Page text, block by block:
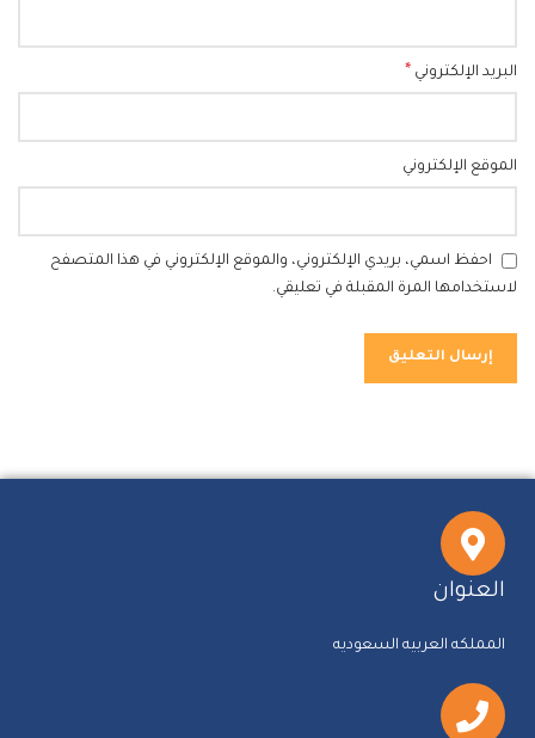
البريد الإلكتروني *
الموقع الإلكتروني
احفظ اسمي، بريدي الإلكتروني، والموقع الإلكتروني في هذا المتصفح
لاستخدامها المرة المقبلة في تعليقي.
العنوان
المملكه العربيه السعوديه